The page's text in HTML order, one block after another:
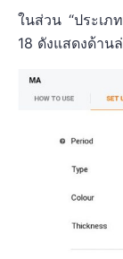
ในส่วน “ประเภ
18 ดังแสดงด้าน